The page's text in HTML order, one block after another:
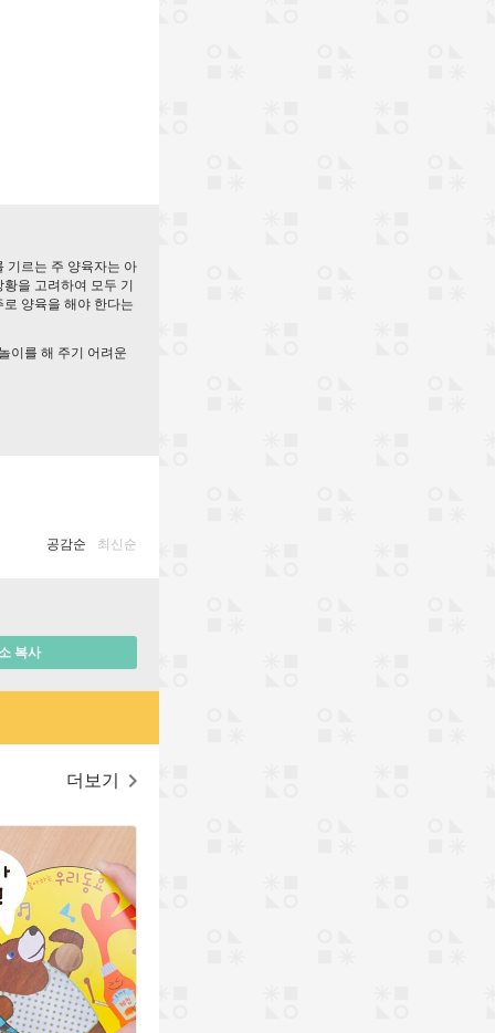
기르는 주 양육자는 아
을 고려하여 모두 기
양육을 해야 한다는
이를 해 주기 어려운
공감순 최신순
복사
더보기